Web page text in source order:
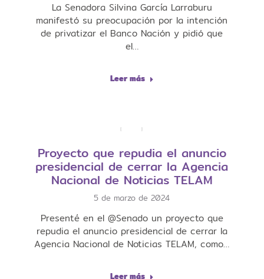
La Senadora Silvina García Larraburu
manifestó su preocupación por la intención
de privatizar el Banco Nación y pidió que
el…
Leer más
Proyecto que repudia el anuncio
presidencial de cerrar la Agencia
Nacional de Noticias TELAM
5 de marzo de 2024
Presenté en el @Senado un proyecto que
repudia el anuncio presidencial de cerrar la
Agencia Nacional de Noticias TELAM, como…
Leer más